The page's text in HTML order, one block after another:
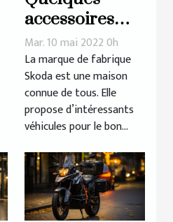
accessoires
d’intérieur
d’une voiture
Skoda
Mar. 10 mai 2022 0h
La marque de fabrique
Skoda est une maison
connue de tous. Elle
propose d’intéressants
véhicules pour le bon...